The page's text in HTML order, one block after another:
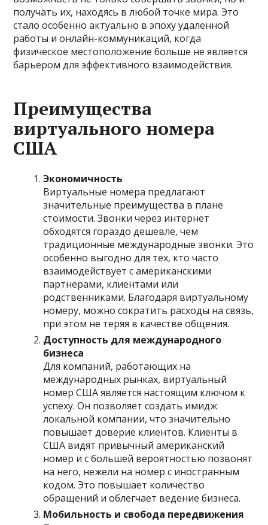
получать их, находясь в любой точке мира. Это
стало особенно актуально в эпоху удаленной
работы и онлайн-коммуникаций, когда
физическое местоположение больше не является
барьером для эффективного взаимодействия.
Преимущества
виртуального номера
США
Экономичность
Виртуальные номера предлагают
значительные преимущества в плане
стоимости. Звонки через интернет
обходятся гораздо дешевле, чем
традиционные международные звонки. Это
особенно выгодно для тех, кто часто
взаимодействует с американскими
партнерами, клиентами или
родственниками. Благодаря виртуальному
номеру, можно сократить расходы на связь,
при этом не теряя в качестве общения.
Доступность для международного
бизнеса
Для компаний, работающих на
международных рынках, виртуальный
номер США является настоящим ключом к
успеху. Он позволяет создать имидж
локальной компании, что значительно
повышает доверие клиентов. Клиенты в
США видят привычный американский
номер и с большей вероятностью позвонят
на него, нежели на номер с иностранным
кодом. Это повышает количество
обращений и облегчает ведение бизнеса.
Мобильность и свобода передвижения